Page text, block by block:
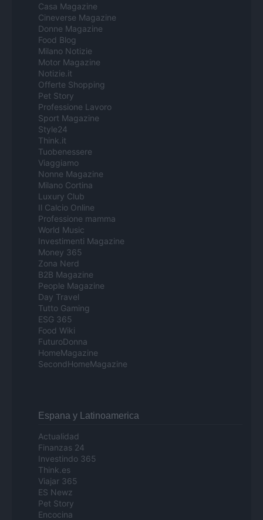
Casa Magazine
Cineverse Magazine
Donne Magazine
Food Blog
Milano Notizie
Motor Magazine
Notizie.it
Offerte Shopping
Pet Story
Professione Lavoro
Sport Magazine
Style24
Think.it
Tuobenessere
Viaggiamo
Nonne Magazine
Milano Cortina
Luxury Club
Il Calcio Online
Professione mamma
World Music
Investimenti Magazine
Money 365
Zona Nerd
B2B Magazine
People Magazine
Day Travel
Tutto Gaming
ESG 365
Food Wiki
FuturoDonna
HomeMagazine
SecondHomeMagazine
Espana y Latinoamerica
Actualidad
Finanzas 24
Investindo 365
Think.es
Viajar 365
ES Newz
Pet Story
Encocina